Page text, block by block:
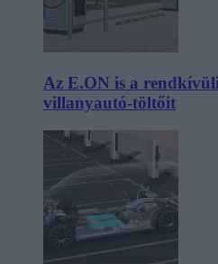
Az E.ON is a
villanyautó-töltőit